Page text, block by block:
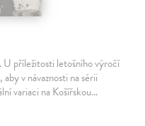
příležitosti letošního výročí
v návaznosti na sérii
variaci na Košířskou…